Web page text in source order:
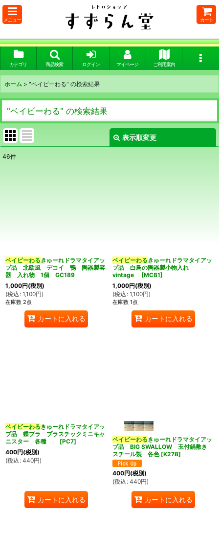
メニュー カート
カテゴリ 商品検索 ログイン マイページ ご利用案内
ホーム > "ベイビーわる" の検索結果
"ベイビーわる" の検索結果
表示順変更
カテゴリ:
特集:
46件
ベイビーわる きゅーれドラマタイアッ
プ品 北欧風 デコイ 鴨 陶器製容
器 入れ物 1個 GC189
1,000円(税別)
(税込 : 1,100円)
在庫数 2点
カートに入れる
ベイビーわる きゅーれドラマタイアッ
プ品 白鳥の陶器製小物入れ
vintage
[MC81]
1,000円(税別)
(税込 : 1,100円)
在庫数 1点
カートに入れる
ベイビーわる きゅーれドラマタイアッ
プ品 蝶プラ プラスチックミニキャ
ニスター 各種
[PC7]
400円(税別)
(税込 : 440円)
カートに入れる
ベイビーわるきゅーれドラマタイアッ
プ品 BIG SWALLOW 玉付鍋敷き
スチール製 各色 [K278]
400円(税別)
(税込 : 440円)
カートに入れる